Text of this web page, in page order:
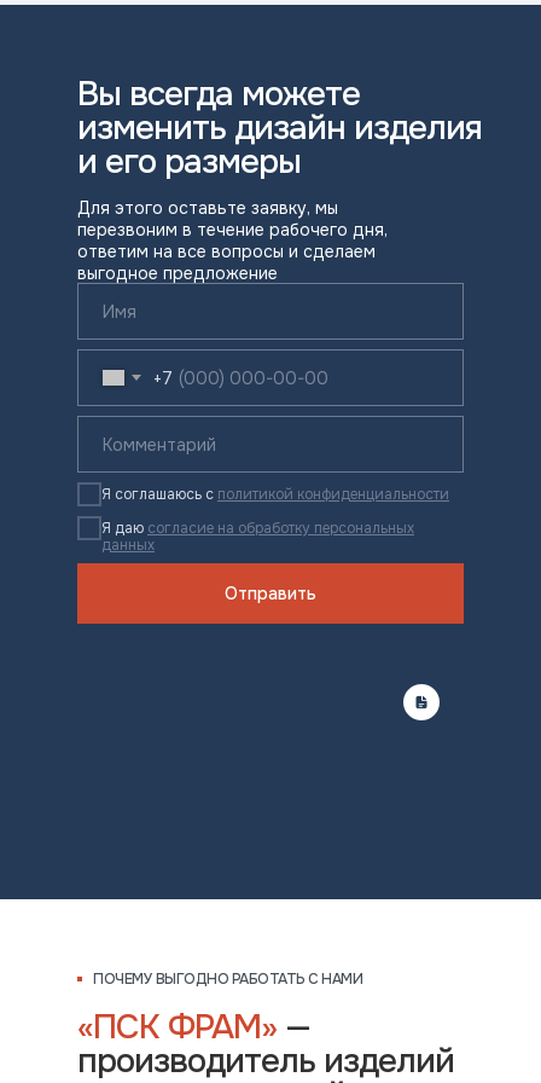
Вы всегда можете
изменить дизайн изделия
и его размеры
Для этого оставьте заявку, мы
перезвоним в течение рабочего дня,
ответим на все вопросы и сделаем
выгодное предложение
+7
Я соглашаюсь с политикой конфиденциальности
Я даю согласие на обработку персональных
данных
Отправить
«ПСК ФРАМ» —
производитель изделий
ПОЧЕМУ ВЫГОДНО РАБОТАТЬ С НАМИ